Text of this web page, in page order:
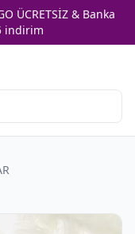
ÜCRETSİZ & Banka
indirim